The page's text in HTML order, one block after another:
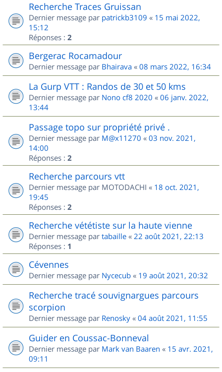
Recherche Traces Gruissan
Dernier message par patrickb3109 « 15 mai 2022,
15:12
Réponses : 2
Bergerac Rocamadour
Dernier message par Bhairava « 08 mars 2022, 16:34
La Gurp VTT : Randos de 30 et 50 kms
Dernier message par Nono cf8 2020 « 06 janv. 2022,
13:44
Passage topo sur propriété privé .
Dernier message par M@x11270 « 03 nov. 2021,
14:00
Réponses : 2
Recherche parcours vtt
Dernier message par MOTODACHI « 18 oct. 2021,
19:45
Réponses : 2
Recherche vététiste sur la haute vienne
Dernier message par tabaille « 22 août 2021, 22:13
Réponses : 1
Cévennes
Dernier message par Nycecub « 19 août 2021, 20:32
Recherche tracé souvignargues parcours
scorpion
Dernier message par Renosky « 04 août 2021, 11:55
Guider en Coussac-Bonneval
Dernier message par Mark van Baaren « 15 avr. 2021,
09:11